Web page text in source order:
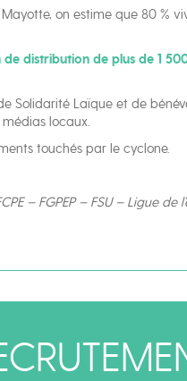
on estime que 80 %
distribution de plus de 1
Solidarité Laïque et de
locaux.
touchés par le cyclone.
– FGPEP – FSU – Ligue de